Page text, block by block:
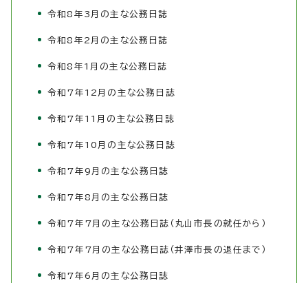
令和8年3月の主な公務日誌
令和8年2月の主な公務日誌
令和8年1月の主な公務日誌
令和7年12月の主な公務日誌
令和7年11月の主な公務日誌
令和7年10月の主な公務日誌
令和7年9月の主な公務日誌
令和7年8月の主な公務日誌
令和7年7月の主な公務日誌（丸山市長の就任から）
令和7年7月の主な公務日誌（井澤市長の退任まで）
令和7年6月の主な公務日誌